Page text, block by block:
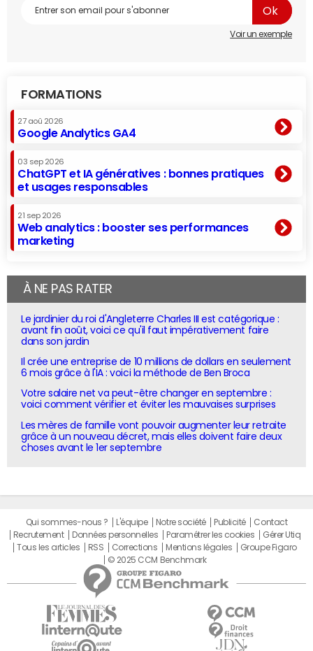
Voir un exemple
FORMATIONS
27 aoû 2026
Google Analytics GA4
03 sep 2026
ChatGPT et IA génératives : bonnes pratiques
et usages responsables
21 sep 2026
Web analytics : booster ses performances
marketing
À NE PAS RATER
Le jardinier du roi d'Angleterre Charles III est catégorique :
avant fin août, voici ce qu'il faut impérativement faire
dans son jardin
Il crée une entreprise de 10 millions de dollars en seulement
6 mois grâce à l'IA : voici la méthode de Ben Broca
Votre salaire net va peut-être changer en septembre :
voici comment vérifier et éviter les mauvaises surprises
Les mères de famille vont pouvoir augmenter leur retraite
grâce à un nouveau décret, mais elles doivent faire deux
choses avant le 1er septembre
Qui sommes-nous ? L'équipe Notre société Publicité
Contact
Recrutement
Données personnelles Paramétrer les cookies
Gérer Utiq
Tous les articles
RSS Corrections Mentions légales
Groupe Figaro
© 2025 CCM Benchmark